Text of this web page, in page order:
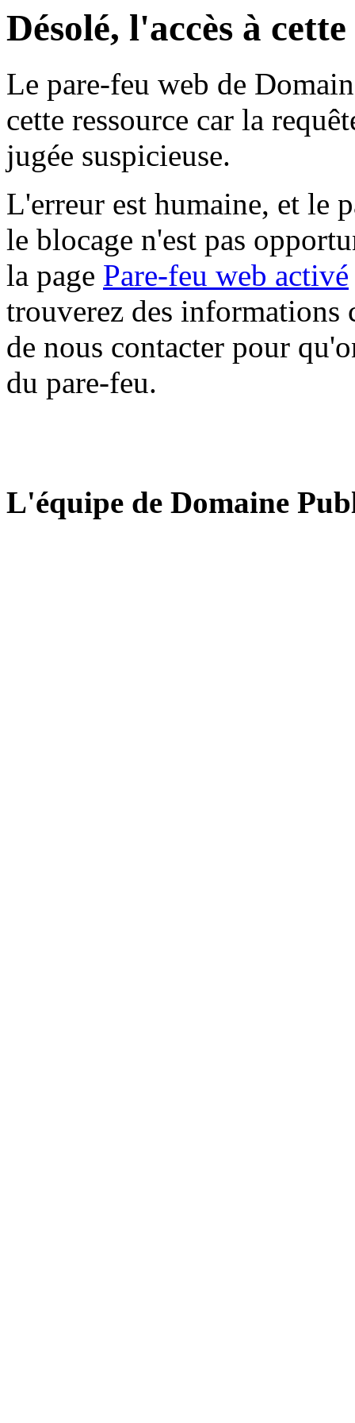
Désolé, l'accès à
Le pare-feu web de
cette ressource car la
jugée suspicieuse.
L'erreur est humaine, et le
le blocage n'est pas
la page Pare-feu web activé
trouverez des informations
de nous contacter pour
du pare-feu.
L'équipe de Domaine